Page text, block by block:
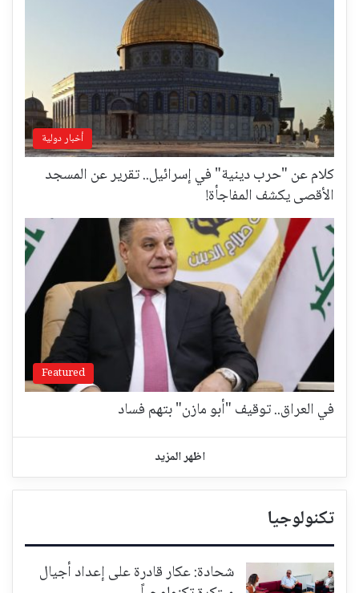
أخبار دولية
كلام عن "حرب دينية" في إسرائيل.. تقرير عن المسجد
الأقصى يكشف المفاجأة!
Featured
في العراق.. توقيف "أبو مازن" بتهم فساد
اظهر المزيد
تكنولوجيا
شحادة: عكار قادرة على إعداد أجيال